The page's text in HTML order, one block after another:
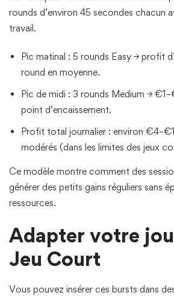
rounds d’environ 45 secondes chacun
travail.
Pic matinal : 5 rounds Easy → profit
round en moyenne.
Pic de midi : 3 rounds Medium →
point d’encaissement.
Profit total journalier : environ
modérés (dans les limites des jeux
Ce modèle montre comment des
générer des petits gains réguliers sans
ressources.
Adapter votre
Jeu Court
Vous pouvez insérer ces bursts dans